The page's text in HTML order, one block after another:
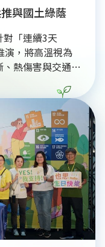
與國土綠蔭
「連續3天
，將高溫視為
熱傷害與交通限
應政策，於內湖
體行動，落實
蔭計畫」與
氣候韌性。